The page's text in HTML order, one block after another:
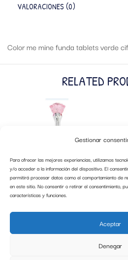
Gestionar
Para ofrecer las mejores experiencias, utilizamos
y/o acceder a la información del dispositivo. El
permitirá procesar datos como el comportamiento de
en este sitio. No consentir o retirar el consentimiento,
características y funciones.
Aceptar
Denegar
VALORACIONES (0)
Color me mine funda tablets verde
RELATED